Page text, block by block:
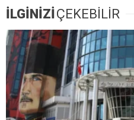
İLGİNİZİÇEKEBİLİR